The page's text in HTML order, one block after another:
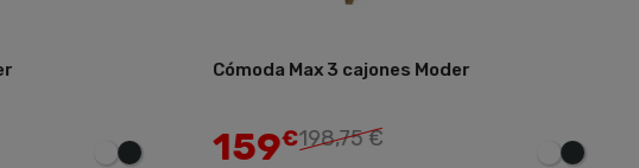
Cómoda Max 3 cajones Moder
159€198,75 €